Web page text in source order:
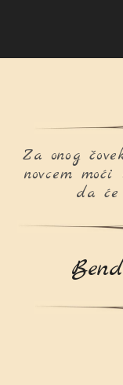
Za onog
novcem
da će